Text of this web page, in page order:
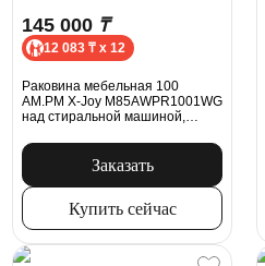
145 000 ₸
12 083 ₸ x 12
Раковина мебельная 100
AM.PM X-Joy M85AWPR1001WG
над стиральной машиной,
Заказать
Купить сейчас